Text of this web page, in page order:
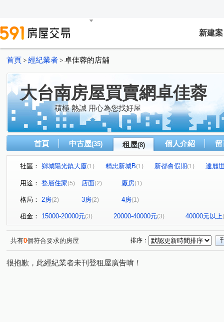
新建案
首頁 > 經紀業者 > 卓佳蓉的店舖
大台南房屋買賣網卓佳蓉
積極 熱誠 用心為您找好屋
首頁 中古屋(35) 租屋(8) 個人介紹
社區： 鄉城陽光鎮大廈(1) 精忠新城B(1) 新都會假期(1)
達麗
中正二街
(1)
用途： 整層住家(5) 店面(2) 廠房(1)
格局： 2房(2) 3房(2) 4房(1)
租金： 15000-20000元(3) 20000-40000元(3) 40000元以上
共有0個符合要求的房屋 排序：
很抱歉，此經紀業者未刊登租屋廣告唷！